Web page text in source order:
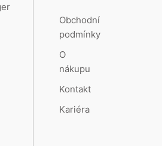
Obchodní
podmínky
O
nákupu
Kontakt
Kariéra